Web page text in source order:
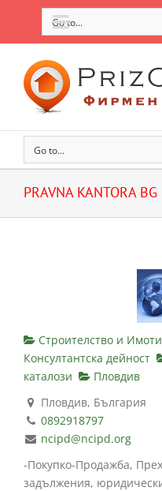
Go to...
Go to...
PRAVNA KANTORA BG
Строителство и Имоти
Консултантска дейност
каталози
Пловдив
Пловдив, България
0892918797
ncipd@ncipd.org
-Покупко-Продажба,
задължения,